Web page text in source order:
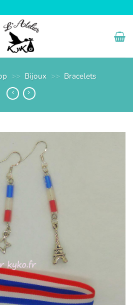
>> Bijoux >> Bracelets